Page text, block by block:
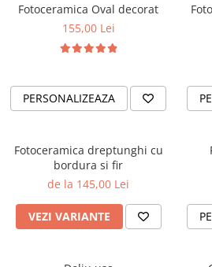
Fotoceramica Oval decorat
155,00 Lei
PERSONALIZEAZA
Fotoceramica dreptunghi cu
bordura si fir
de la 145,00 Lei
VEZI VARIANTE